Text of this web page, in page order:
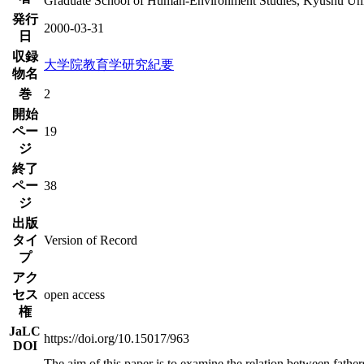
発行
日
2000-03-31
収録
物名
大学院教育学研究紀要
巻
2
開始
ペー
ジ
19
終了
ペー
ジ
38
出版
タイ
プ
Version of Record
アク
セス
権
open access
JaLC
DOI
https://doi.org/10.15017/963